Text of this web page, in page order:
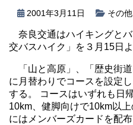
2001年3月11日 その他
奈良交通はハイキングと
交バスハイク」を３月15日よ
「山と高原」、「歴史街
に月替わりでコースを設定
する。 コースはいずれも日
10km、健脚向けで10km以
にはメンバーズカードを配